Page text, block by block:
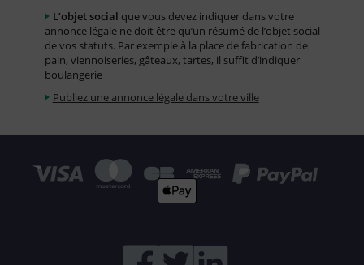
L’objet social que vous devez indiquer dans votre
annonce légale ne doit être qu’un résumé de l’objet social
de vos statuts. Par exemple à la place de fabrication de
pain, viennoiseries, gâteaux, tartes, il suffit d’indiquer
boulangerie
Publiez une annonce légale dans votre ville